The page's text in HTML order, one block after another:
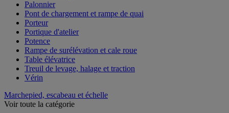
Palan de levage
Palonnier
Pont de chargement et rampe de quai
Porteur
Portique d'atelier
Potence
Rampe de surélévation et cale roue
Table élévatrice
Treuil de levage, halage et traction
Marchepied, escabeau et échelle